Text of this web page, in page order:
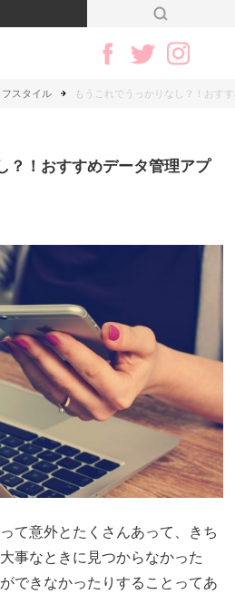
フスタイル もうこれでうっかりなし？！おす
？！おすすめデータ管理アプ
て意外とたくさんあって、きち
事なときに見つからなかった
できなかったりすることってあ